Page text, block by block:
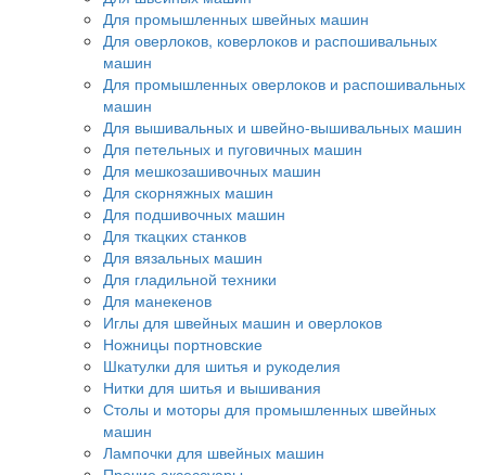
Для промышленных швейных машин
Для оверлоков, коверлоков и распошивальных
машин
Для промышленных оверлоков и распошивальных
машин
Для вышивальных и швейно-вышивальных машин
Для петельных и пуговичных машин
Для мешкозашивочных машин
Для скорняжных машин
Для подшивочных машин
Для ткацких станков
Для вязальных машин
Для гладильной техники
Для манекенов
Иглы для швейных машин и оверлоков
Ножницы портновские
Шкатулки для шитья и рукоделия
Нитки для шитья и вышивания
Столы и моторы для промышленных швейных
машин
Лампочки для швейных машин